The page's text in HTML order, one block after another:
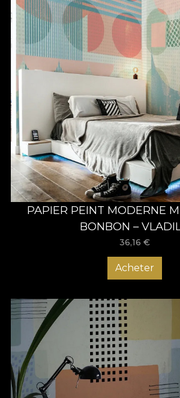
PAPIER PEINT MODERNE
BONBON –
36,16 €
Acheter